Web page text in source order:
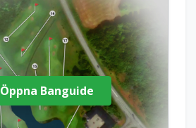
Öppna Banguide